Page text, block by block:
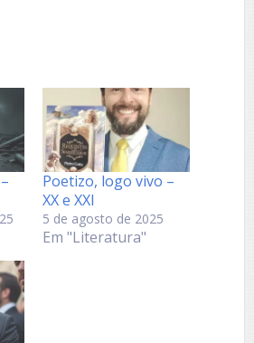
Poetizo, logo vivo –
XX e XXI
5 de agosto de 2025
Em "Literatura"